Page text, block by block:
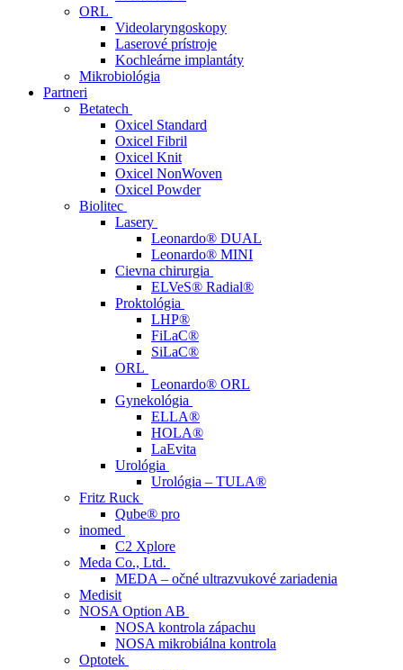
ORL
Videolaryngoskopy
Laserové prístroje
Kochleárne implantáty
Mikrobiológia
Partneri
Betatech
Oxicel Standard
Oxicel Fibril
Oxicel Knit
Oxicel NonWoven
Oxicel Powder
Biolitec
Lasery
Leonardo® DUAL
Leonardo® MINI
Cievna chirurgia
ELVeS® Radial®
Proktológia
LHP®
FiLaC®
SiLaC®
ORL
Leonardo® ORL
Gynekológia
ELLA®
HOLA®
LaEvita
Urológia
Urológia – TULA®
Fritz Ruck
Qube® pro
inomed
C2 Xplore
Meda Co., Ltd.
MEDA – očné ultrazvukové zariadenia
Medisit
NOSA Option AB
NOSA kontrola zápachu
NOSA mikrobiálna kontrola
Optotek